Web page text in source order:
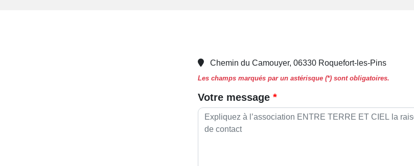
Chemin du Camouyer, 06330 Roquefort-les-Pins
Les champs marqués par un astérisque (*) sont obligatoires.
Votre message